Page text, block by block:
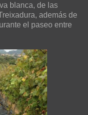
blanca, de las
además de
el paseo entre